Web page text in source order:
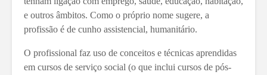
e outros âmbitos. Como o próprio nome sugere, a
profissão é de cunho assistencial, humanitário.
O profissional faz uso de conceitos e técnicas aprendidas
em cursos de serviço social (o que inclui cursos de pós-